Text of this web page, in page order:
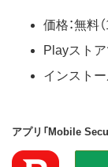
価格：無料
Playストア
インスト
アプリ「Mobile